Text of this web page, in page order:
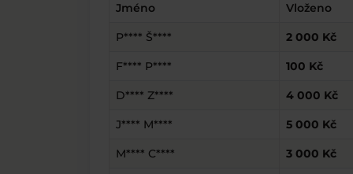
Jméno Vloženo
P**** Š**** 2 000 Kč
F**** P**** 100 Kč
D**** Z**** 4 000 Kč
J**** M**** 5 000 Kč
M**** C**** 3 000 Kč